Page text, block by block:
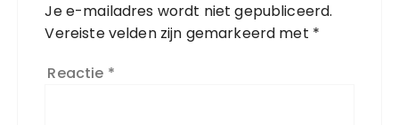
Je e-mailadres wordt niet gepubliceerd.
Vereiste velden zijn gemarkeerd met *
Reactie *